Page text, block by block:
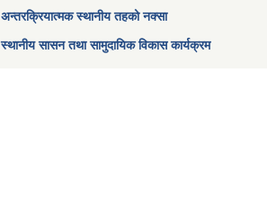
अन्तरक्रियात्मक स्थानीय तहको नक्सा
स्थानीय सासन तथा सामुदायिक विकास कार्यक्रम